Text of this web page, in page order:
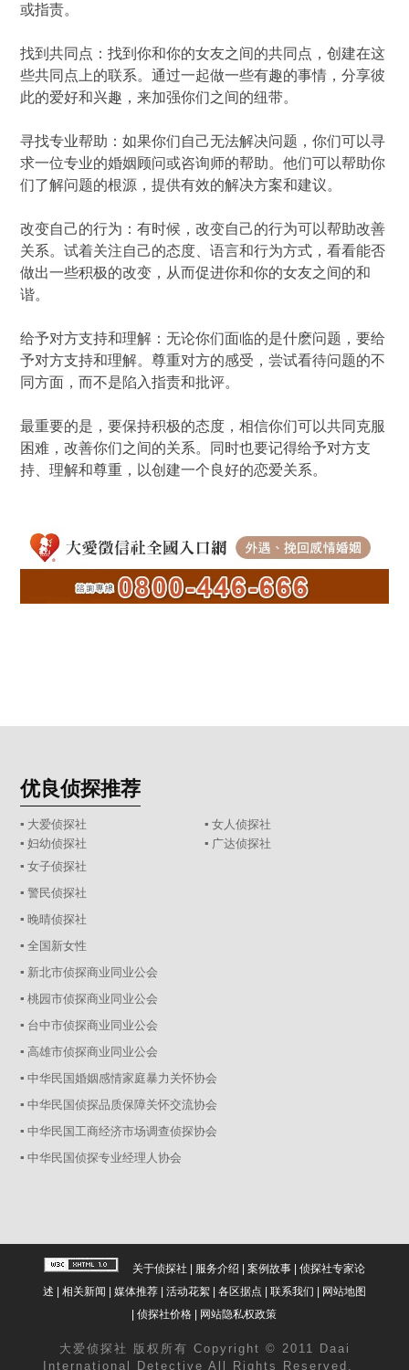
或指责。
找到共同点：找到你和你的女友之间的共同点，创建在这
些共同点上的联系。通过一起做一些有趣的事情，分享彼
此的爱好和兴趣，来加强你们之间的纽带。
寻找专业帮助：如果你们自己无法解决问题，你们可以寻
求一位专业的婚姻顾问或咨询师的帮助。他们可以帮助你
们了解问题的根源，提供有效的解决方案和建议。
改变自己的行为：有时候，改变自己的行为可以帮助改善
关系。试着关注自己的态度、语言和行为方式，看看能否
做出一些积极的改变，从而促进你和你的女友之间的和
谐。
给予对方支持和理解：无论你们面临的是什麽问题，要给
予对方支持和理解。尊重对方的感受，尝试看待问题的不
同方面，而不是陷入指责和批评。
最重要的是，要保持积极的态度，相信你们可以共同克服
困难，改善你们之间的关系。同时也要记得给予对方支
持、理解和尊重，以创建一个良好的恋爱关系。
优良侦探推荐
▪ 大爱侦探社
▪ 女人侦探社
▪ 妇幼侦探社
▪ 广达侦探社
▪ 女子侦探社
▪ 警民侦探社
▪ 晚晴侦探社
▪ 全国新女性
▪ 新北市侦探商业同业公会
▪ 桃园市侦探商业同业公会
▪ 台中市侦探商业同业公会
▪ 高雄市侦探商业同业公会
▪ 中华民国婚姻感情家庭暴力关怀协会
▪ 中华民国侦探品质保障关怀交流协会
▪ 中华民国工商经济市场调查侦探协会
▪ 中华民国侦探专业经理人协会
关于侦探社 | 服务介绍 | 案例故事| 侦探社专家论
述 | 相关新闻 | 媒体推荐| 活动花絮| 各区据点 | 联系我们 | 网站地图
|侦探社价格 | 网站隐私权政策
大爱 侦探社
版权所有 Copyright © 2011 Daai
International Detective All Rights Reserved.